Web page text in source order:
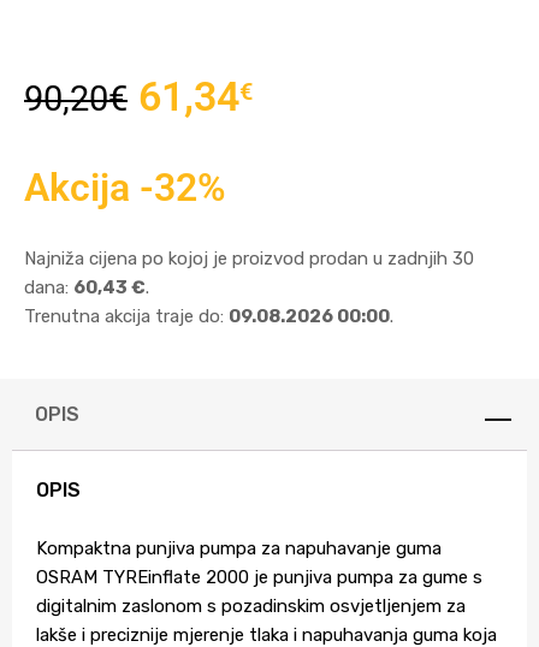
90,20€ 61,34€
Akcija -32%
Najniža cijena po kojoj je proizvod prodan u zadnjih 30
dana: 60,43 €.
Trenutna akcija traje do: 09.08.2026 00:00.
OPIS
OPIS
Kompaktna punjiva pumpa za napuhavanje guma
OSRAM TYREinflate 2000 je punjiva pumpa za gume s
digitalnim zaslonom s pozadinskim osvjetljenjem za
lakše i preciznije mjerenje tlaka i napuhavanja guma koja